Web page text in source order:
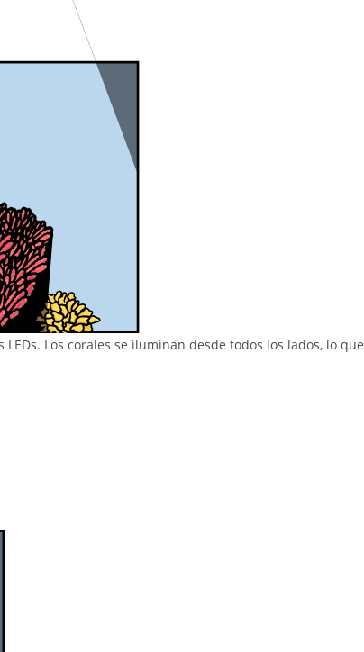
Los corales se iluminan desde todos los lados, lo que